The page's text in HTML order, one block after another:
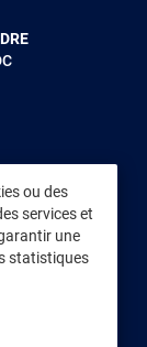
ou des
services et
une
statistiques